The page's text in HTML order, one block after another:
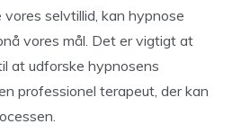
selvtillid, kan hypnose
vores mål. Det er vigtigt at
at udforske hypnosens
professionel terapeut, der kan